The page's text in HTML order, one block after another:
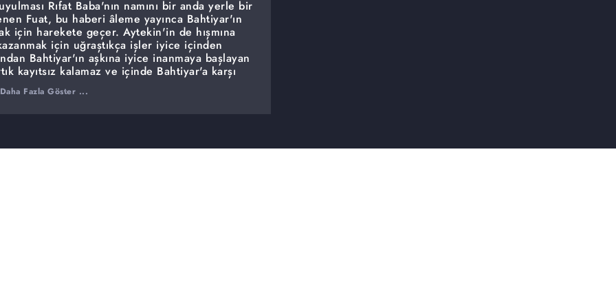
Rıfat Baba'nın namını bir anda yerle bir
Fuat, bu haberi âleme yayınca Bahtiyar'ın
için harekete geçer. Aytekin'in de hışmına
için uğraştıkça işler iyice içinden
Bahtiyar'ın aşkına iyice inanmaya başlayan
kayıtsız kalamaz ve içinde Bahtiyar'a karşı
eski hayatı Bahtiyar ile Aylin aşkının önüne
Bahtiyar'ın ağzından öyle bir şey duyar ki
Daha Fazla Göster ...